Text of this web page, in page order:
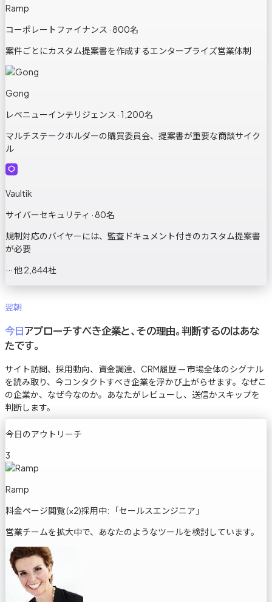
Ramp
コーポレートファイナンス · 800名
案件ごとにカスタム提案書を作成するエンタープライズ営業体制
Gong
レベニューインテリジェンス · 1,200名
マルチステークホルダーの購買委員会、提案書が重要な商談サイク
ル
Vaultik
サイバーセキュリティ · 80名
規制対応のバイヤーには、監査ドキュメント付きのカスタム提案書
が必要
··· 他 2,844社
翌朝
今日アプローチすべき企業と、その理由。判断するのはあな
たです。
サイト訪問、採用動向、資金調達、CRM履歴 — 市場全体のシグナル
を読み取り、今コンタクトすべき企業を浮かび上がらせます。なぜこ
の企業か、なぜ今なのか。あなたがレビューし、送信かスキップを
判断します。
今日のアウトリーチ
3
Ramp
料金ページ閲覧 (×2)採用中: 「セールスエンジニア」
営業チームを拡大中で、あなたのようなツールを検討しています。